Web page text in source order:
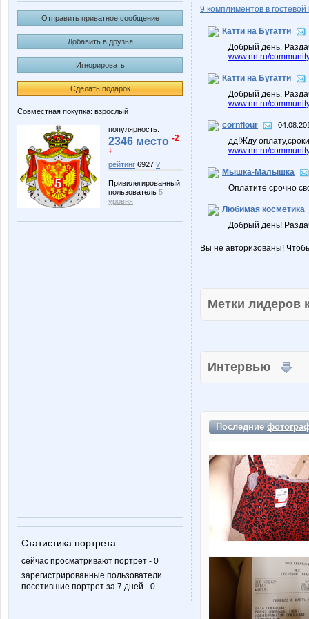
Отправить приватное сообщение
Добавить в друзья
Игнорировать
Сделать подарок
Совместная покупка: взрослый
популярность:
2346 место -2
↓
рейтинг 6927 ?
Привилегированный
пользователь 5
уровня
Статистика портрета:
сейчас просматривают портрет - 0
зарегистрированные пользователи
посетившие портрет за 7 дней - 0
9 комплиментов в гостевой
Катти на Бугатти
Добрый день.
www.nn.ru/
Катти на Бугатти
Добрый день.
www.nn.ru/
cornflour
дд!Жду
www.nn.ru/
Мышка-Малышка
Оплатите срочно
Любимая косметика
Добрый день!
Вы не авторизованы!
Метки
Интервью
Последние